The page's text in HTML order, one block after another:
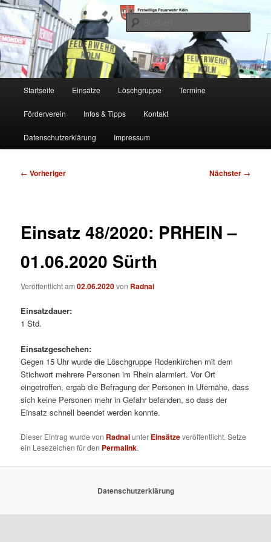
Zum
primären
Inhalt
springenFF Köln, LG RD
Freiwillige Feuerwehr Köln, Löschgruppe Rodenkirchen
Startseite Einsätze Löschgruppe Termine
Förderverein Infos & Tipps Kontakt
Datenschutzerklärung Impressum
Beitragsnavigation
← Vorheriger Nächster →
Einsatz 48/2020: PRHEIN –
01.06.2020 Sürth
Veröffentlicht am02.06.2020von Radnai
Einsatzdauer:
1 Std.
Einsatzgeschehen:
Gegen 15 Uhr wurde die Löschgruppe Rodenkirchen mit dem
Stichwort mehrere Personen im Rhein alarmiert. Vor Ort
eingetroffen, ergab die Befragung der Personen in Ufernähe, dass
sich keine Personen mehr in Gefahr befanden, so dass der
Einsatz schnell beendet werden konnte.
Dieser Eintrag wurde von Radnaiunter Einsätzeveröffentlicht. Setze
ein Lesezeichen für den Permalink.
Datenschutzerklärung